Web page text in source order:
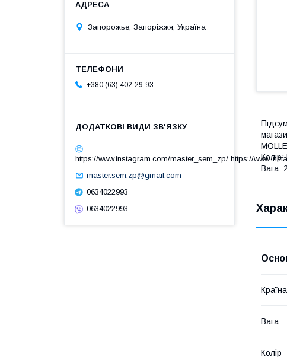
Вага:
Вага
Колір
Запорожье, Запоріжжя, Україна
+380 (63) 402-29-93
https://www.instagram.com/master_sem_zp/ https://
master.sem.zp@gmail.com
0634022993
0634022993